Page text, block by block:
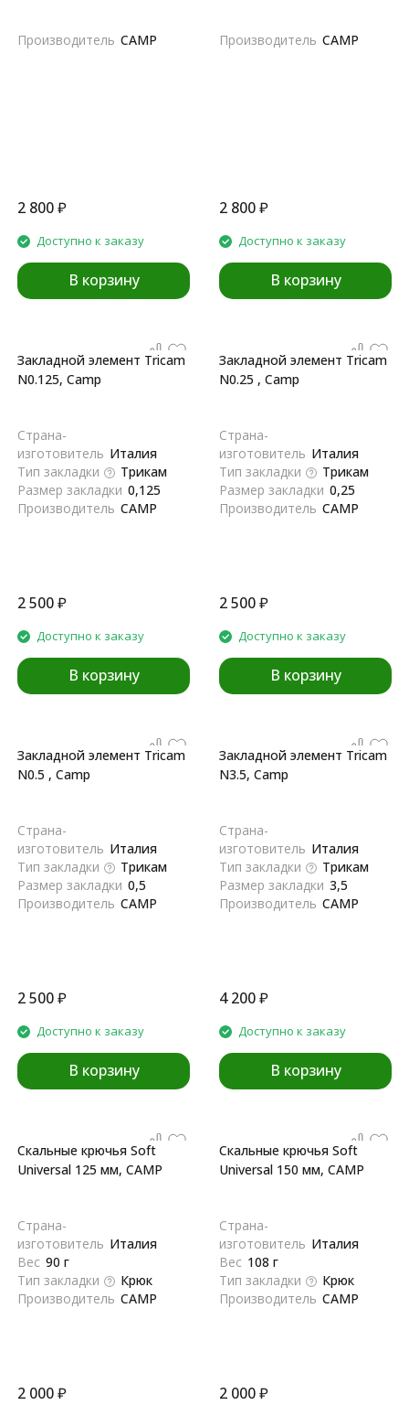
Производитель CAMP
2 800₽
Доступно к заказу
В корзину
Производитель CAMP
2 800₽
Доступно к заказу
В корзину
Закладной элемент Tricam
N0.125, Camp
Страна-
изготовитель Италия
Тип закладки
Трикам
Размер закладки 0,125
Производитель CAMP
2 500₽
Доступно к заказу
В корзину
Закладной элемент Tricam
N0.25 , Camp
Страна-
изготовитель Италия
Тип закладки
Трикам
Размер закладки 0,25
Производитель CAMP
2 500₽
Доступно к заказу
В корзину
Закладной элемент Tricam
N0.5 , Camp
Страна-
изготовитель Италия
Тип закладки
Трикам
Размер закладки 0,5
Производитель CAMP
2 500₽
Доступно к заказу
В корзину
Закладной элемент Tricam
N3.5, Camp
Страна-
изготовитель Италия
Тип закладки
Трикам
Размер закладки 3,5
Производитель CAMP
4 200₽
Доступно к заказу
В корзину
Скальные крючья Soft
Universal 125 мм, CAMP
Страна-
изготовитель Италия
Вес 90 г
Тип закладки
Крюк
Производитель CAMP
2 000₽
Скальные крючья Soft
Universal 150 мм, CAMP
Страна-
изготовитель Италия
Вес 108 г
Тип закладки
Крюк
Производитель CAMP
2 000₽